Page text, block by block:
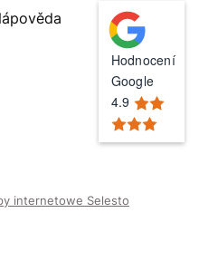
Hodnocení
Google
4.9
internetowe Selesto